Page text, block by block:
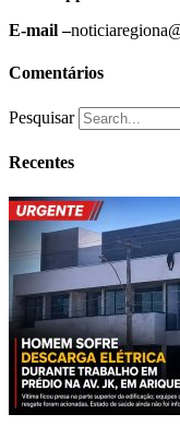
E-mail –
Comentários
Pesquisar
Recentes